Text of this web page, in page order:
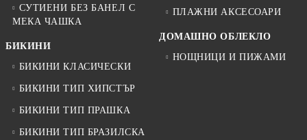
СУТИЕНИ БЕЗ БАНЕЛ С
МЕКА ЧАШКА
БИКИНИ
БИКИНИ КЛАСИЧЕСКИ
БИКИНИ ТИП ХИПСТЪР
БИКИНИ ТИП ПРАШКА
БИКИНИ ТИП БРАЗИЛСКА
ПЛАЖНИ АКСЕСОАРИ
ДОМАШНО ОБЛЕКЛО
НОЩНИЦИ И ПИЖАМИ